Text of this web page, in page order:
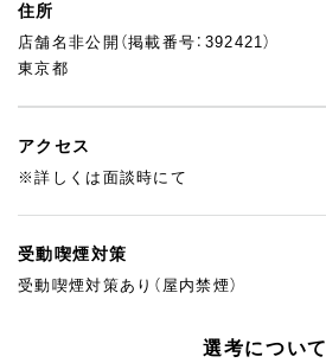
住所
店舗名非公開（掲載番号：392421）
東京都
アクセス
※詳しくは面談時にて
受動喫煙対策
受動喫煙対策あり（屋内禁煙）
選考について